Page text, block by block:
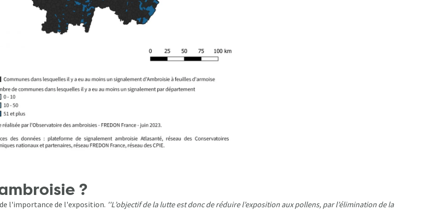
?
l'importance de l'exposition. ''L’objectif de la lutte est donc de réduire l’exposition aux pollens, par l’élimination de la